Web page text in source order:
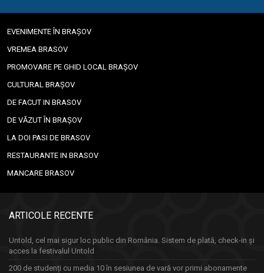
EVENIMENTE ÎN BRAȘOV
VREMEA BRASOV
PROMOVARE PE GHID LOCAL BRAȘOV
CULTURAL BRAȘOV
DE FACUT IN BRASOV
DE VĂZUT ÎN BRAȘOV
LA DOI PASI DE BRASOV
RESTAURANTE IN BRASOV
MANCARE BRASOV
ARTICOLE RECENTE
Untold, cel mai sigur loc public din România. Sistem de plată, check-in și
acces la festivalul Untold
200 de studenți cu media 10 în sesiunea de vară vor primi abonamente